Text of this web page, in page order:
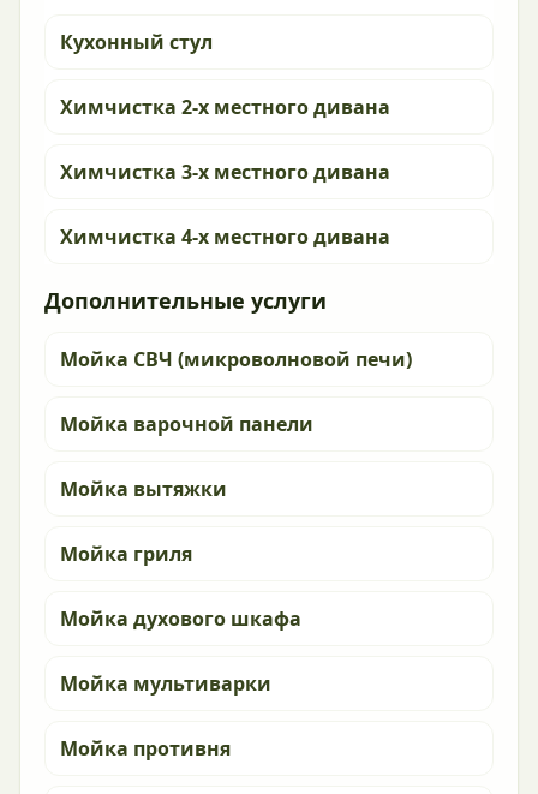
Кухонный стул
Химчистка 2-х местного дивана
Химчистка 3-х местного дивана
Химчистка 4-х местного дивана
Дополнительные услуги
Мойка СВЧ (микроволновой печи)
Мойка варочной панели
Мойка вытяжки
Мойка гриля
Мойка духового шкафа
Мойка мультиварки
Мойка противня